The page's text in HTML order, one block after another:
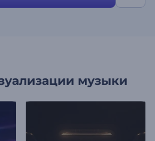
музыки